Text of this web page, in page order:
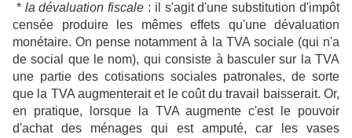
* la dévaluation fiscale : il s'agit d'une substitution d'impôt
censée produire les mêmes effets qu'une dévaluation
monétaire. On pense notamment à la TVA sociale (qui n'a
de social que le nom), qui consiste à basculer sur la TVA
une partie des cotisations sociales patronales, de sorte
que la TVA augmenterait et le coût du travail baisserait. Or,
en pratique, lorsque la TVA augmente c'est le pouvoir
d'achat des ménages qui est amputé, car les vases